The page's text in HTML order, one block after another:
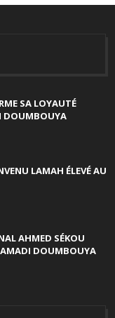
SA LOYAUTÉ
DOUMBOUYA
LAMAH ÉLEVÉ AU
AHMED SÉKOU
DOUMBOUYA